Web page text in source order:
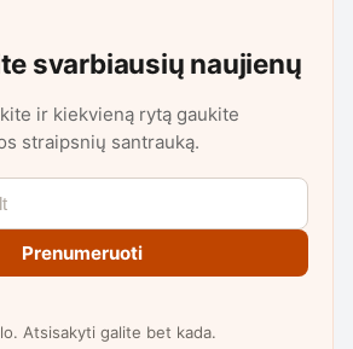
svarbiausių naujienų
ir kiekvieną rytą gaukite
straipsnių santrauką.
Prenumeruoti
Atsisakyti galite bet kada.